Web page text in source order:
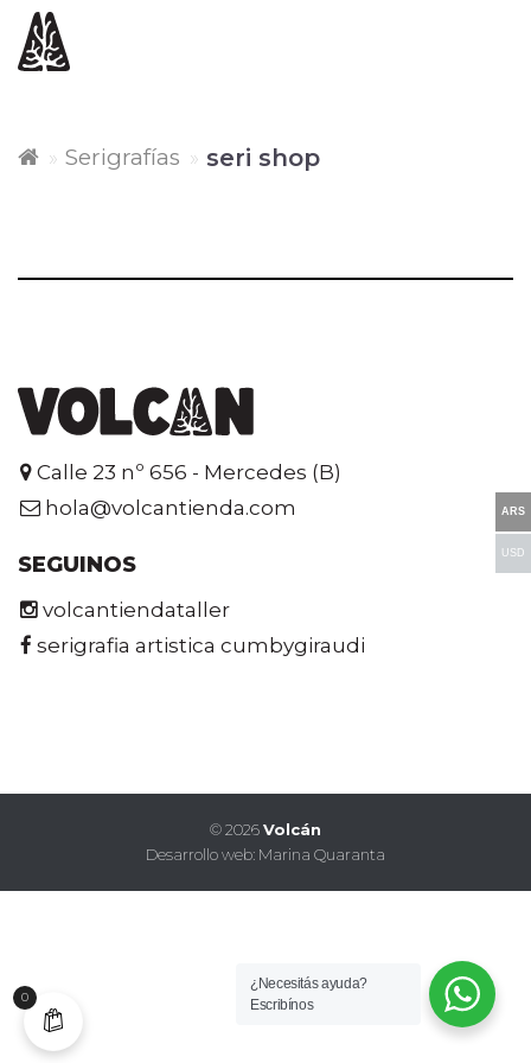
ARS
USD
Serigrafías seri shop
Calle 23 nº 656 - Mercedes (B)
hola@volcantienda.com
SEGUINOS
volcantiendataller
serigrafia artistica cumbygiraudi
©2026Volcán
Desarrollo web: Marina Quaranta
¿Necesitás ayuda?
Escribínos
0